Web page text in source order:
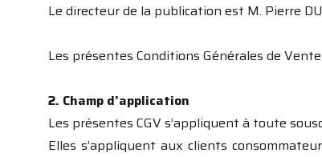
Le directeur de la publication est M. Pierre
Les présentes Conditions Générales de
2. Champ d’application
Les présentes CGV s’appliquent à toute
Elles s’appliquent aux clients